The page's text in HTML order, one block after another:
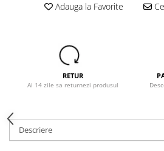
Adauga la Favorite
RETUR
Ai 14 zile sa returnezi produsul
Descriere